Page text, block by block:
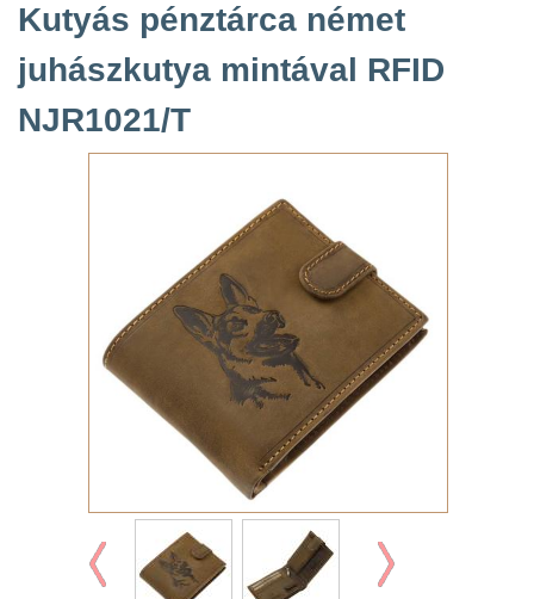
Kutyás pénztárca német
juhászkutya mintával RFID
NJR1021/T